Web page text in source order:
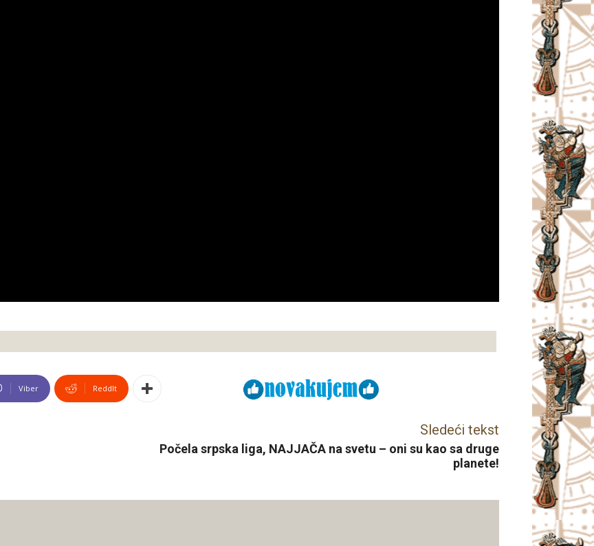
Viber ReddIt
Sledeći tekst
Počela srpska liga, NAJJAČA na svetu – oni su kao sa druge
planete!